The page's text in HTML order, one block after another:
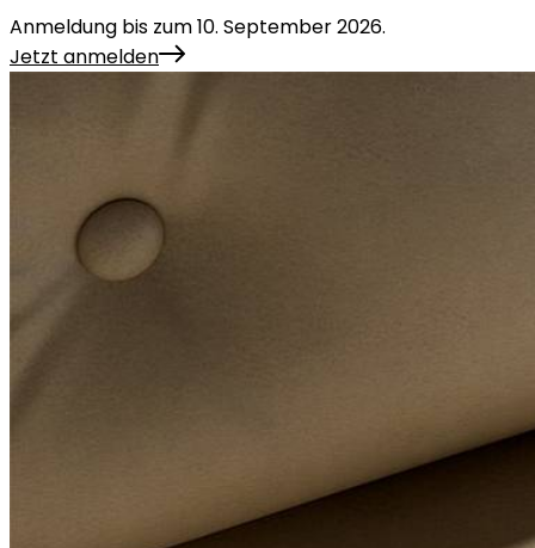
Anmeldung bis zum 10. September 2026.
Jetzt anmelden